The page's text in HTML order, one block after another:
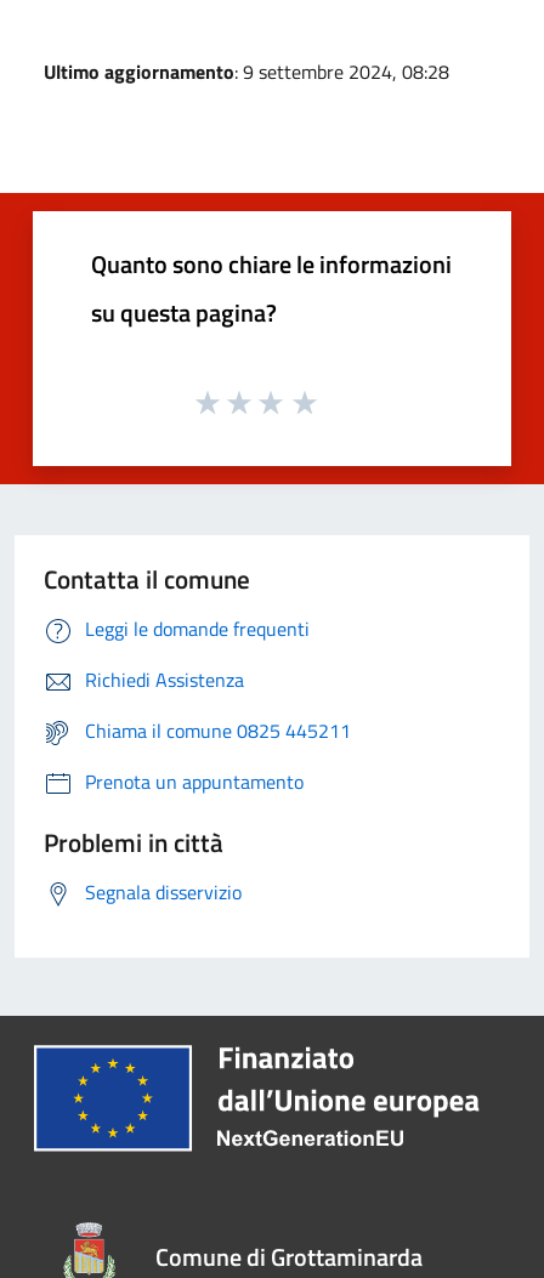
Ultimo aggiornamento: 9 settembre 2024, 08:28
Quanto sono chiare le informazioni
su questa pagina?
Contatta il comune
Leggi le domande frequenti
Richiedi Assistenza
Chiama il comune 0825 445211
Prenota un appuntamento
Problemi in città
Segnala disservizio
Comune di Grottaminarda